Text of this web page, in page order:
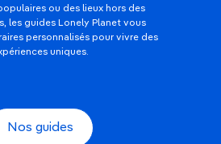
ou des lieux hors des
les guides Lonely Planet vous
personnalisés pour vivre des
uniques.
Nos guides